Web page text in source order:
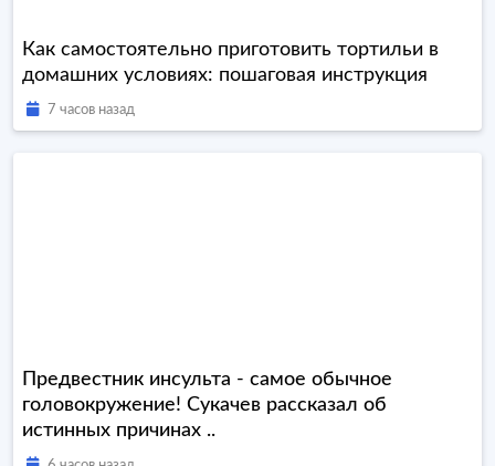
Как самостоятельно приготовить тортильи в
домашних условиях: пошаговая инструкция
7 часов назад
Предвестник инсульта - самое обычное
головокружение! Сукачев рассказал об
истинных причинах ..